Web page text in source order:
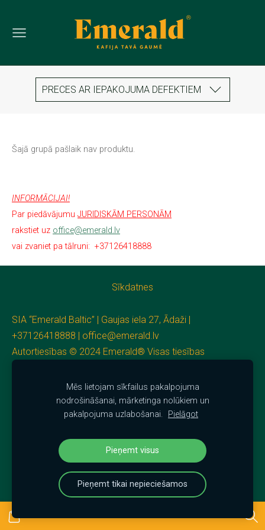
PRECES AR IEPAKOJUMA DEFEKTIEM
INFORMĀCIJAI!
Par piedāvājumu JURIDISKĀM PERSONĀM
rakstiet uz office@emerald.lv
vai zvaniet pa tālruni: +37126418888
Šajā grupā pašlaik nav produktu.
Sīkdatnes
SIA “Emerald Baltic” | Gaujas iela 27, Ādaži |
+37126418888 | office@emerald.lv
Autortiesības © 2024 Emerald® Visas tiesības
Mēs lietojam sīkfailus pakalpojuma
nodrošināšanai, mārketinga nolūkiem un
pakalpojuma uzlabošanai.
Pielāgot
Pieņemt visus
Pieņemt tikai nepieciešamos